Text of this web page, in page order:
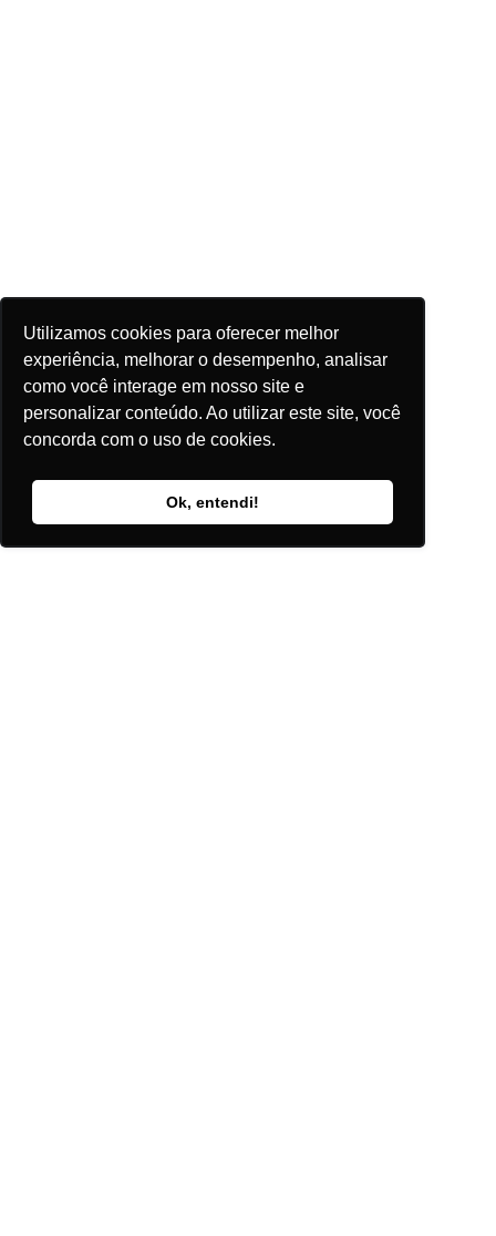
Utilizamos cookies para oferecer melhor
experiência, melhorar o desempenho, analisar
como você interage em nosso site e
personalizar conteúdo. Ao utilizar este site, você
concorda com o uso de cookies.
Ok, entendi!